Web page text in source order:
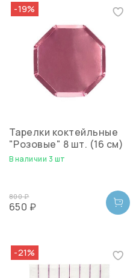
-19%
Тарелки коктейльные
"Розовые" 8 шт. (16 см)
В наличии 3 шт
800 ₽
650 ₽
-21%